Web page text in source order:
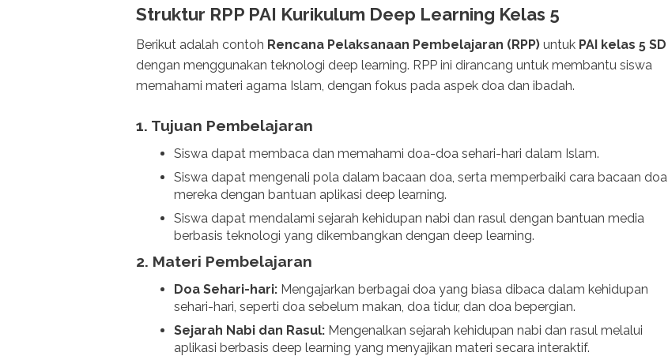
Struktur RPP PAI Kurikulum Deep Learning Kelas 5
Berikut adalah contoh Rencana Pelaksanaan Pembelajaran (RPP) untuk PAI kelas 5 SD
dengan menggunakan teknologi deep learning. RPP ini dirancang untuk membantu siswa
memahami materi agama Islam, dengan fokus pada aspek doa dan ibadah.
1. Tujuan Pembelajaran
Siswa dapat membaca dan memahami doa-doa sehari-hari dalam Islam.
Siswa dapat mengenali pola dalam bacaan doa, serta memperbaiki cara bacaan doa
mereka dengan bantuan aplikasi deep learning.
Siswa dapat mendalami sejarah kehidupan nabi dan rasul dengan bantuan media
berbasis teknologi yang dikembangkan dengan deep learning.
2. Materi Pembelajaran
Doa Sehari-hari: Mengajarkan berbagai doa yang biasa dibaca dalam kehidupan
sehari-hari, seperti doa sebelum makan, doa tidur, dan doa bepergian.
Sejarah Nabi dan Rasul: Mengenalkan sejarah kehidupan nabi dan rasul melalui
aplikasi berbasis deep learning yang menyajikan materi secara interaktif.